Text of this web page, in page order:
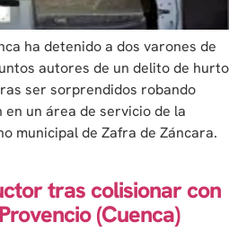
ha detenido a dos varones de
autores de un delito de hurto
ser sorprendidos robando
en un área de servicio de la
municipal de Zafra de Záncara.
tras colisionar con
(Cuenca)